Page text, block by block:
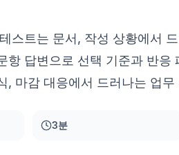
스트는 문서, 작성 상황에서
항 답변으로 선택 기준과 반응
, 마감 대응에서 드러나는 업
3분